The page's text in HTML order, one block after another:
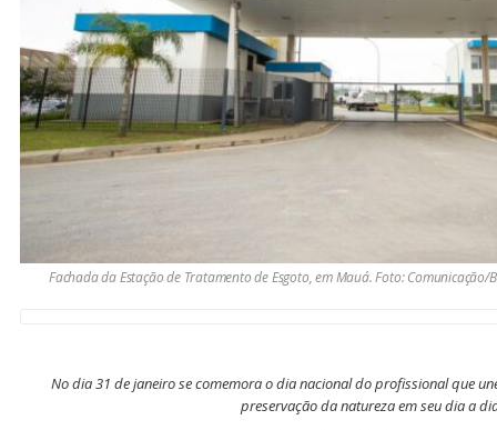
Fachada da Estação de Tratamento de Esgoto, em Mauá. Foto: Comunicação/
No dia 31 de janeiro se comemora o dia nacional do profissional que
preservação da natureza em seu dia a